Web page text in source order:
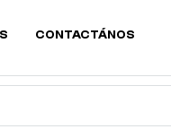
CONTACTÁNOS